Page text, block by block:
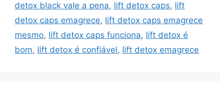
detox black vale a pena, lift detox caps, lift
detox caps emagrece, lift detox caps emagrece
mesmo, lift detox caps funciona, lift detox é
bom, lift detox é confiável, lift detox emagrece